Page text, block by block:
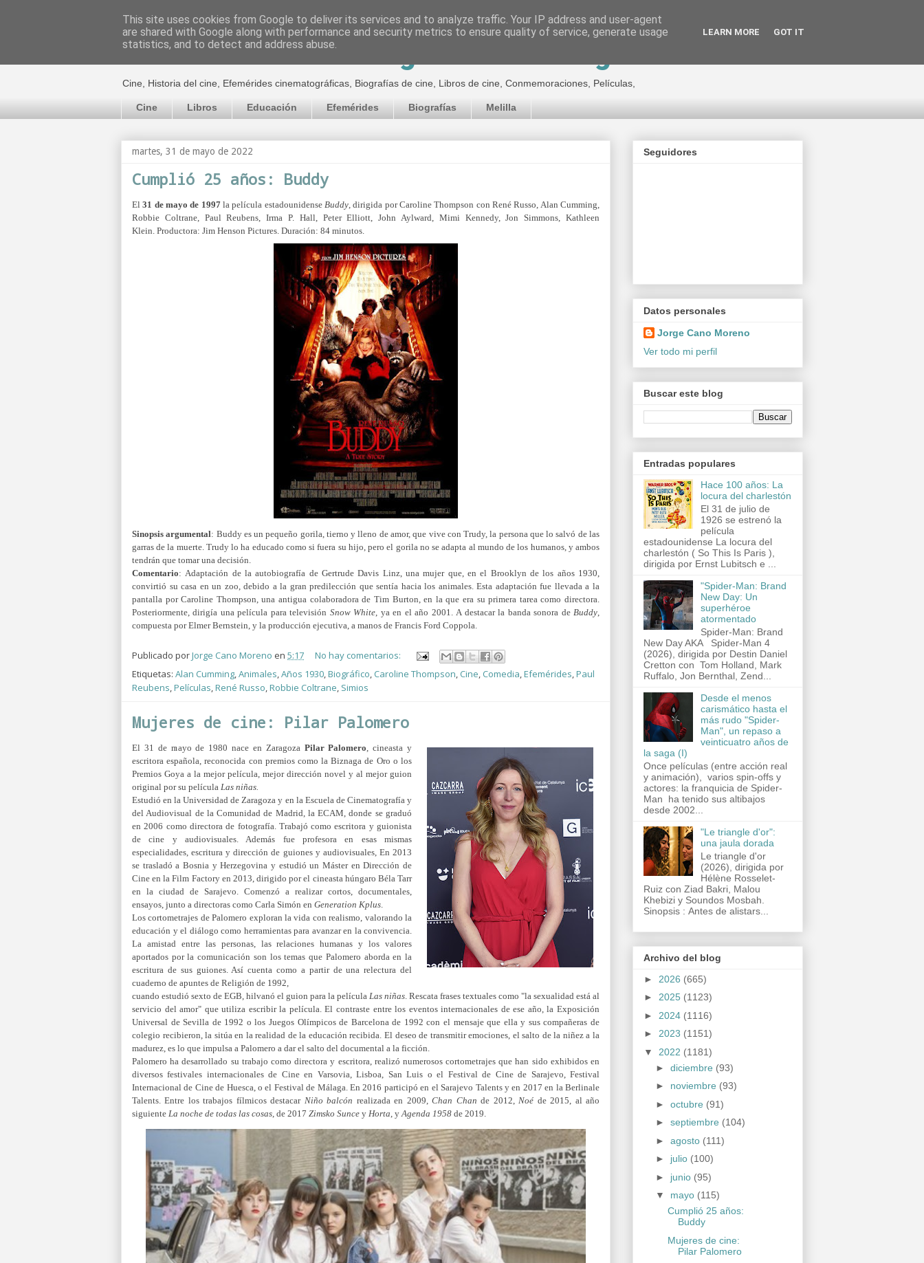
El cultural cinematográfico de Jorge Cano
Cine, Historia del cine, Efemérides cinematográficas, Biografías de cine, Libros de cine, Conmemoraciones, Películas,
Cine Libros Educación Efemérides Biografías Melilla
martes, 31 de mayo de 2022
Cumplió 25 años: Buddy
El31 de mayo de 1997la película estadounidense Buddy , dirigida por Caroline Thompson con René Russo, Alan Cumming,
Robbie Coltrane, Paul Reubens, Irma P. Hall, Peter Elliott, John Aylward, Mimi Kennedy, Jon Simmons, Kathleen
Klein. Productora: Jim Henson Pictures. Duración: 84 minutos.
Sinopsis argumental: Buddy es un pequeño gorila, tierno y lleno de amor, que vive con Trudy, la persona que lo salvó de las
garras de la muerte. Trudy lo ha educado como si fuera su hijo, pero el gorila no se adapta al mundo de los humanos, y ambos
tendrán que tomar una decisión.
Comentario: Adaptación de la autobiografía de Gertrude Davis Linz, una mujer que, en el Brooklyn de los años 1930,
convirtió su casa en un zoo, debido a la gran predilección que sentía hacia los animales. Esta adaptación fue llevada a la
pantalla por Caroline Thompson, una antigua colaboradora de Tim Burton, en la que era su primera tarea como directora.
Posteriormente, dirigía una película para televisión Snow White , ya en el año 2001. A destacar la banda sonora de Buddy
compuesta por Elmer Bernstein, y la producción ejecutiva, a manos de Francis Ford Coppola.
Publicado porJorge Cano Moreno en 5:17
No hay comentarios:
Etiquetas: Alan Cumming,Animales,Años 1930,Biográfico, Caroline Thompson, Cine, Comedia,Efemérides,Paul
Reubens,Películas,René Russo,Robbie Coltrane, Simios
Mujeres de cine: Pilar Palomero
El 31 de mayo de 1980 nace en Zaragoza Pilar Palomero , cineasta y
escritora española,​ reconocida con premios como la Biznaga de Oro o los
Premios Goya a la mejor película, mejor dirección novel y al mejor guion
original​ por su película Las niñas.
Estudió en la Universidad de Zaragoza y en la Escuela de Cinematografía y
del Audiovisual de la Comunidad de Madrid, la ECAM, donde se graduó
en 2006 como directora de fotografía. Trabajó como escritora y guionista
de cine y audiovisuales. Además fue profesora en esas mismas
especialidades, escritura y dirección de guiones y audiovisuales, En 2013
se trasladó a Bosnia y Herzegovina y estudió un Máster en Dirección de
Cine en la Film Factory en 2013, dirigido por el cineasta húngaro Béla Tarr
en la ciudad de Sarajevo. Comenzó a realizar cortos, documentales,
ensayos, junto a directoras como Carla Simón en Generation Kplus
Los cortometrajes de Palomero exploran la vida con realismo, valorando la
educación y el diálogo como herramientas para avanzar en la convivencia.
La amistad entre las personas, las relaciones humanas y los valores
aportados por la comunicación son los temas que Palomero aborda en la
escritura de sus guiones. Así cuenta como a partir de una relectura del
cuaderno de apuntes de Religión de 1992,
cuando estudió sexto de EGB, hilvanó el guion para la película Las niñas . Rescata frases textuales como "la sexualidad está al
servicio del amor" que utiliza escribir la película. El contraste entre los eventos internacionales de ese año, la Exposición
Universal de Sevilla de 1992 o los Juegos Olímpicos de Barcelona de 1992 con el mensaje que ella y sus compañeras de
colegio recibieron, la sitúa en la realidad de la educación recibida. El deseo de transmitir emociones, el salto de la niñez a la
madurez, es lo que impulsa a Palomero a dar el salto del documental a la ficción.
Palomero ha desarrollado su trabajo como directora y escritora, realizó numerosos cortometrajes que han sido exhibidos en
diversos festivales internacionales de Cine en Varsovia, Lisboa, San Luis o el Festival de Cine de Sarajevo, Festival
Internacional de Cine de Huesca, o el Festival de Málaga. En 2016 participó en el Sarajevo Talents y en 2017 en la Berlinale
Talents.​ Entre los trabajos fílmicos destacar Niño balcón ​ realizada en 2009,Chan Chan ​ de 2012, Noé de 2015, al año
siguiente La noche de todas las cosas ,​ de 2017 Zimsko Sunce y Horta ,​ y Agenda 1958 de 2019.
Seguidores
Datos personales
Jorge Cano Moreno
Ver todo mi perfil
Buscar este blog
Entradas populares
Hace 100 años: La
locura del charlestón
El 31 de julio de
1926 se estrenó la
película
estadounidense La locura del
charlestón ( So This Is Paris ),
dirigida por Ernst Lubitsch e ...
"Spider-Man: Brand
New Day: Un
superhéroe
atormentado
Spider-Man: Brand
New Day AKA Spider-Man 4
(2026), dirigida por Destin Daniel
Cretton con Tom Holland, Mark
Ruffalo, Jon Bernthal, Zend...
Desde el menos
carismático hasta el
más rudo "Spider-
Man", un repaso a
veinticuatro años de
la saga (I)
Once películas (entre acción real
y animación), varios spin-offs y
actores: la franquicia de Spider-
Man ha tenido sus altibajos
desde 2002...
"Le triangle d'or":
una jaula dorada
Le triangle d'or
(2026), dirigida por
Hélène Rosselet-
Ruiz con Ziad Bakri, Malou
Khebizi y Soundos Mosbah.
Sinopsis : Antes de alistars...
Archivo del blog
► 2026 (665)
► 2025 (1123)
► 2024 (1116)
► 2023 (1151)
▼ 2022 (1181)
► diciembre (93)
► noviembre (93)
► octubre (91)
► septiembre (104)
► agosto (111)
► julio (100)
► junio (95)
▼ mayo (115)
Cumplió 25 años:
Buddy
Mujeres de cine:
Pilar Palomero
This site uses cookies from Google to deliver its services and to analyze traffic. Your IP address and user-agent
are shared with Google along with performance and security metrics to ensure quality of service, generate usage
statistics, and to detect and address abuse.
LEARN MORE GOT IT